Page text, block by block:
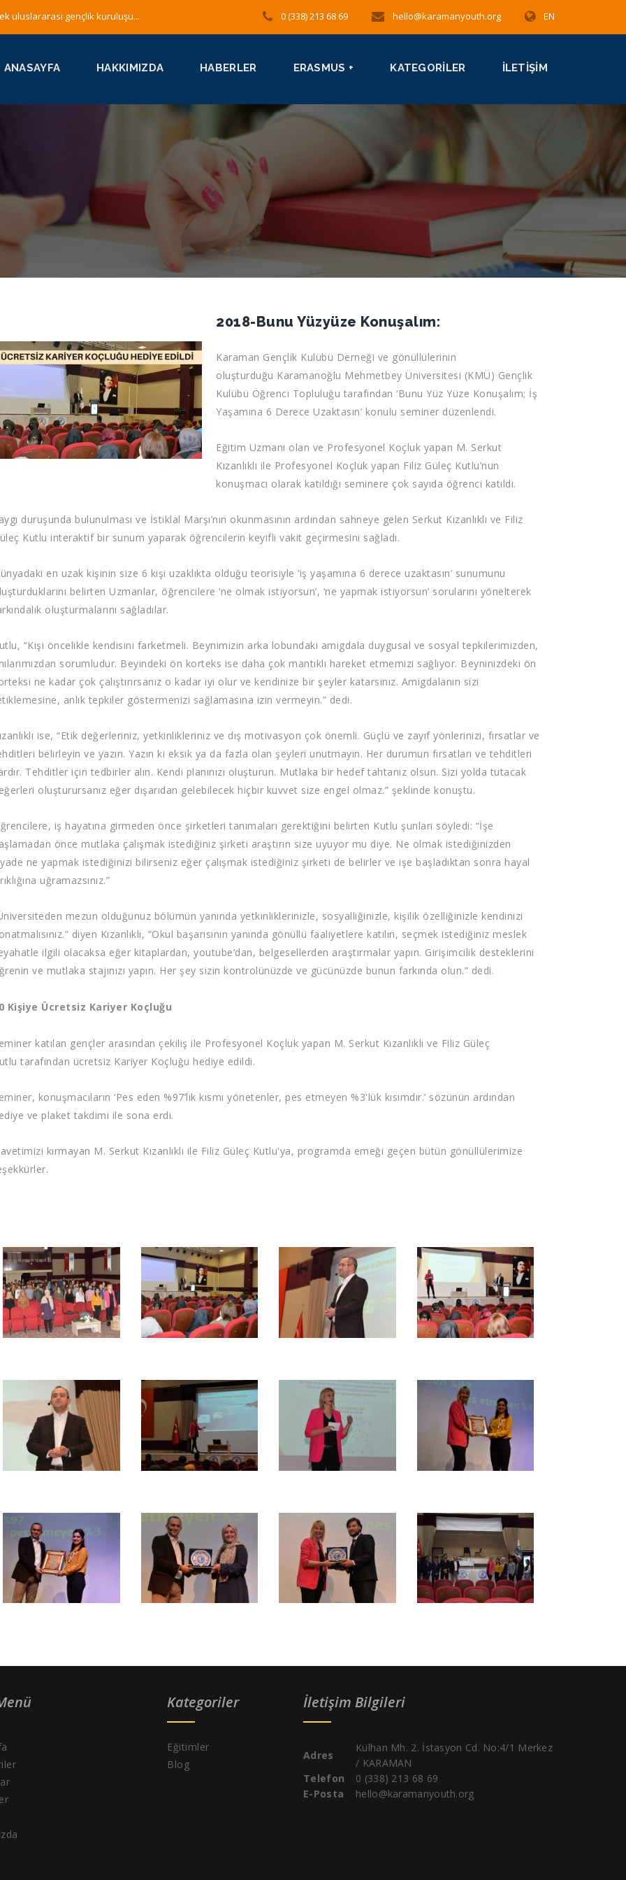
ANASAYFA HAKKIMIZDA HABERLER ERASMUS + KATEGORILER İLETIŞIM
uluslararası gençlik kuruluşu... 0 (338) 213 68 69 hello@karamanyouth.org EN
2018-Bunu Yüzyüze Konuşalım:
Karaman Gençlik Kulübü Derneği ve gönüllülerinin
oluşturduğu Karamanoğlu Mehmetbey Üniversitesi (KMÜ) Gençlik
Kulübü Öğrenci Topluluğu tarafından ‘Bunu Yüz Yüze Konuşalım; İş
Yaşamına 6 Derece Uzaktasın’ konulu seminer düzenlendi.
Eğitim Uzmanı olan ve Profesyonel Koçluk yapan M. Serkut
Kızanlıklı ile Profesyonel Koçluk yapan Filiz Güleç Kutlu’nun
konuşmacı olarak katıldığı seminere çok sayıda öğrenci katıldı.
duruşunda bulunulması ve İstiklal Marşı’nın okunmasının ardından sahneye gelen Serkut Kızanlıklı ve Filiz
Kutlu interaktif bir sunum yaparak öğrencilerin keyifli vakit geçirmesini sağladı.
en uzak kişinin size 6 kişi uzaklıkta olduğu teorisiyle ‘iş yaşamına 6 derece uzaktasın’ sunumunu
belirten Uzmanlar, öğrencilere ‘ne olmak istiyorsun’, ‘ne yapmak istiyorsun’ sorularını yönelterek
oluşturmalarını sağladılar.
“Kişi öncelikle kendisini farketmeli. Beynimizin arka lobundaki amigdala duygusal ve sosyal tepkilerimizden,
sorumludur. Beyindeki ön korteks ise daha çok mantıklı hareket etmemizi sağlıyor. Beyninizdeki ön
ne kadar çok çalıştırırsanız o kadar iyi olur ve kendinize bir şeyler katarsınız. Amigdalanın sizi
anlık tepkiler göstermenizi sağlamasına izin vermeyin.” dedi.
ise, “Etik değerleriniz, yetkinlikleriniz ve dış motivasyon çok önemli. Güçlü ve zayıf yönlerinizi, fırsatlar ve
belirleyin ve yazın. Yazın ki eksik ya da fazla olan şeyleri unutmayın. Her durumun fırsatları ve tehditleri
Tehditler için tedbirler alın. Kendi planınızı oluşturun. Mutlaka bir hedef tahtanız olsun. Sizi yolda tutacak
oluşturursanız eğer dışarıdan gelebilecek hiçbir kuvvet size engel olmaz.” şeklinde konuştu.
iş hayatına girmeden önce şirketleri tanımaları gerektiğini belirten Kutlu şunları söyledi: “İşe
önce mutlaka çalışmak istediğiniz şirketi araştırın size uyuyor mu diye. Ne olmak istediğinizden
ne yapmak istediğinizi bilirseniz eğer çalışmak istediğiniz şirketi de belirler ve işe başladıktan sonra hayal
uğramazsınız.”
mezun olduğunuz bölümün yanında yetkinliklerinizle, sosyalliğinizle, kişilik özelliğinizle kendinizi
diyen Kızanlıklı, “Okul başarısının yanında gönüllü faaliyetlere katılın, seçmek istediğiniz meslek
ilgili olacaksa eğer kitaplardan, youtube’dan, belgesellerden araştırmalar yapın. Girişimcilik desteklerini
ve mutlaka stajınızı yapın. Her şey sizin kontrolünüzde ve gücünüzde bunun farkında olun.” dedi.
Kişiye Ücretsiz Kariyer Koçluğu
katılan gençler arasından çekiliş ile Profesyonel Koçluk yapan M. Serkut Kızanlıklı ve Filiz Güleç
tarafından ücretsiz Kariyer Koçluğu hediye edildi.
konuşmacıların ‘Pes eden %97’lik kısmı yönetenler, pes etmeyen %3'lük kısımdır.’ sözünün ardından
ve plaket takdimi ile sona erdi.
kırmayan M. Serkut Kızanlıklı ile Filiz Güleç Kutlu'ya, programda emeği geçen bütün gönüllülerimize
Kategoriler
Eğitimler
Blog
İletişim Bilgileri
Adres
Külhan Mh. 2. İstasyon Cd. No:4/1 Merkez
/ KARAMAN
Telefon
0 (338) 213 68 69
E-Posta
hello@karamanyouth.org